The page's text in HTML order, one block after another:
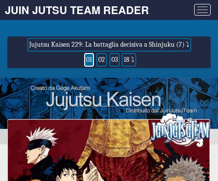
JUIN JUTSU TEAM READER
Jujutsu Kaisen 229: La battaglia decisiva a Shinjuku (7) ⤵
01
02 03 18 ⤵